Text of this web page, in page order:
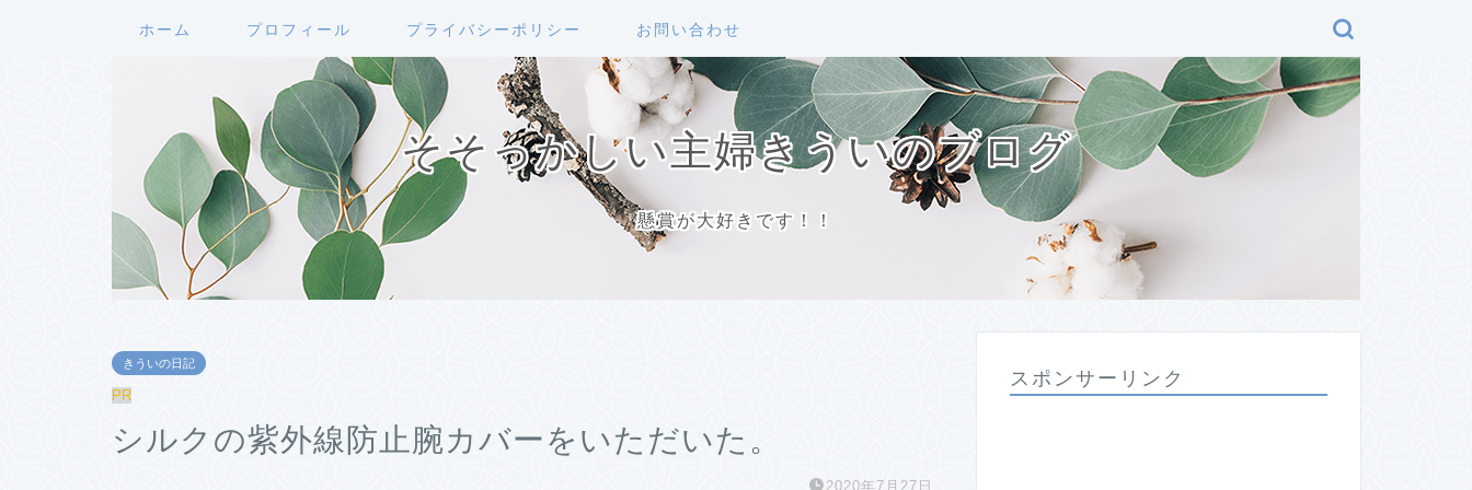
ホーム プロフィール プライバシーポリシー お問い合わせ
そそっかしい主婦きういのブログ
懸賞が大好きです！！
きういの日記
PR
シルクの紫外線防止腕カバーをいただいた。
2020年7月27日
スポンサーリンク